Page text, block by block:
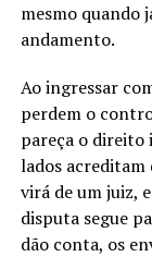
mesmo quando
andamento.
Ao ingressar
perdem o
pareça o direito
lados acreditam
virá de um juiz,
disputa segue
dão conta, os